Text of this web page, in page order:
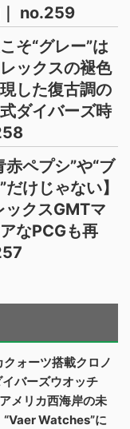
no.259
そ“グレー”は
ックスの褪色
した復古調の
ダイバーズ時
赤ペプシ”や“ブ
けじゃない】
クスGMTマ
なPCGも再
ォーツ搭載クロノ
バーズウオッチ
メリカ西海岸の未
“Vaer Watches”に